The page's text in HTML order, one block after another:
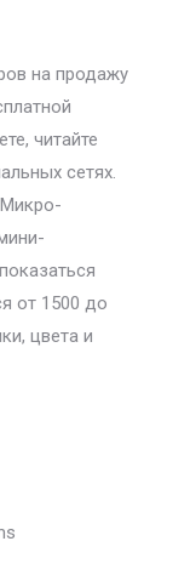
на продажу
читайте
сетях.
Микро-
от 1500 до
цвета и